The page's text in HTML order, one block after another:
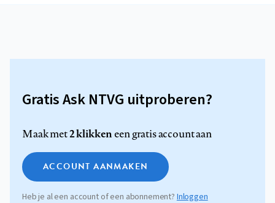
Gratis Ask NTVG uitproberen?
Maak met2 klikkeneen gratis account aan
ACCOUNT AANMAKEN
Heb je al een account of een abonnement?Inloggen